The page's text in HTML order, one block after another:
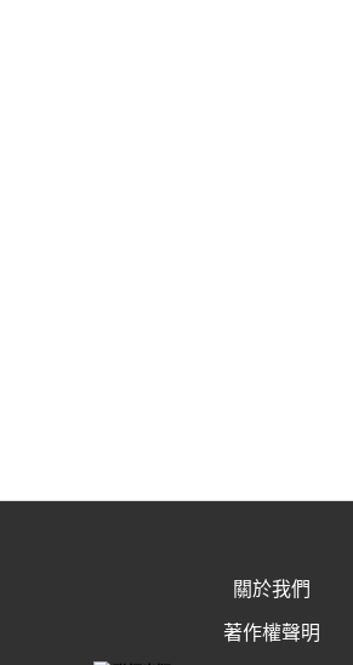
關於我們
著作權聲明